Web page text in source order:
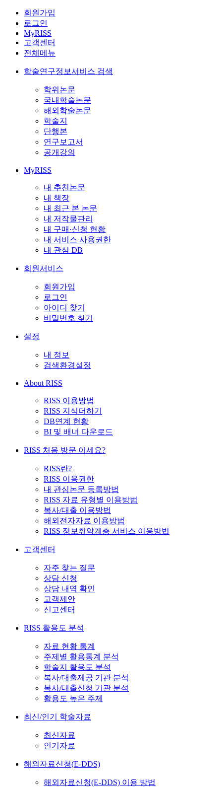
회원가입
로그인
MyRISS
고객센터
전체메뉴
학술연구정보서비스 검색
학위논문
국내학술논문
해외학술논문
학술지
단행본
연구보고서
공개강의
MyRISS
내 추천논문
내 책장
내 최근 본 논문
내 저작물관리
내 구매·신청 현황
내 서비스 사용권한
내 관심 DB
회원서비스
회원가입
로그인
아이디 찾기
비밀번호 찾기
설정
내 정보
검색환경설정
About RISS
RISS 이용방법
RISS 지식더하기
DB연계 현황
BI 및 배너 다운로드
RISS 처음 방문 이세요?
RISS란?
RISS 이용권한
내 관심논문 등록방법
RISS 자료 유형별 이용방법
복사/대출 이용방법
해외전자자료 이용방법
RISS 정보취약계층 서비스 이용방법
고객센터
자주 찾는 질문
상담 신청
상담 내역 확인
고객제안
신고센터
RISS 활용도 분석
자료 현황 통계
주제별 활용통계 분석
학술지 활용도 분석
복사/대출제공 기관 분석
복사/대출신청 기관 분석
활용도 높은 주제
최신/인기 학술자료
최신자료
인기자료
해외자료신청(E-DDS)
해외자료신청(E-DDS) 이용 방법